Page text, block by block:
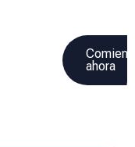
ahora